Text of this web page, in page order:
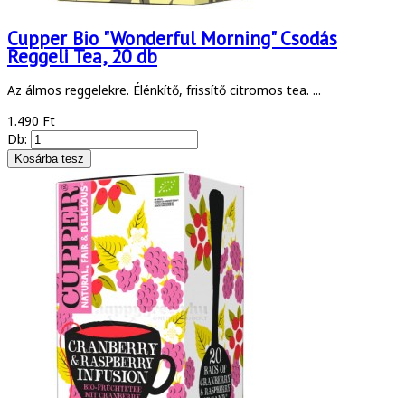
Cupper Bio "Wonderful Morning" Csodás
Reggeli Tea, 20 db
Az álmos reggelekre. Élénkítő, frissítő citromos tea. ...
1.490 Ft
Db: